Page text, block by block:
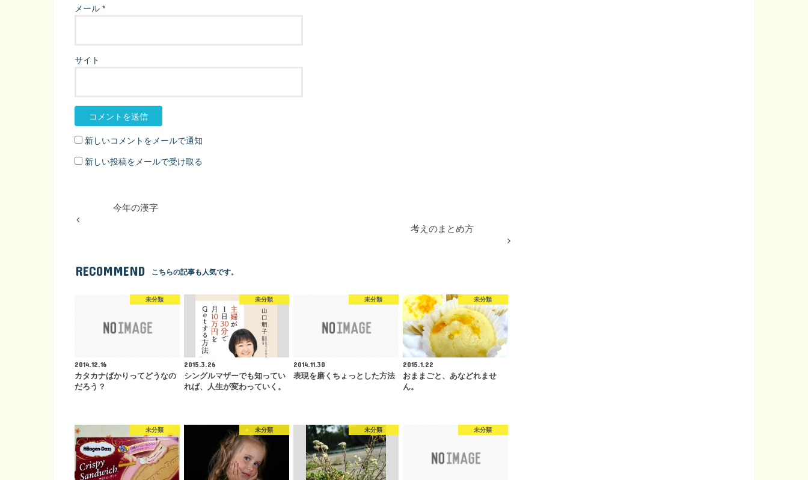
メール *
サイト
新しいコメントをメールで通知
新しい投稿をメールで受け取る
今年の漢字
考えのまとめ方
RECOMMEND こちらの記事も人気です。
未分類
2014.12.16
カタカナばかりってどうなの
だろう？
未分類
2015.3.26
シングルマザーでも知ってい
れば、人生が変わっていく。
未分類
2014.11.30
表現を磨くちょっとした方法
未分類
2015.1.22
おままごと、あなどれませ
ん。
未分類 未分類 未分類 未分類